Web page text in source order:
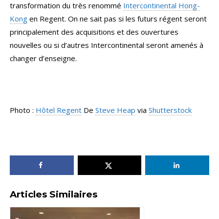
transformation du très renommé Intercontinental Hong-
Kong en Regent. On ne sait pas si les futurs régent seront
principalement des acquisitions et des ouvertures
nouvelles ou si d’autres Intercontinental seront amenés à
changer d’enseigne.
Photo : Hôtel Regent De Steve Heap via Shutterstock
Articles Similaires